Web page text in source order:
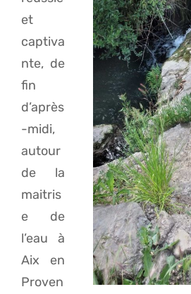
et
captiva
nte, de
fin
d’après
-midi,
autour
de la
maitris
e de
l’eau à
Aix en
Proven